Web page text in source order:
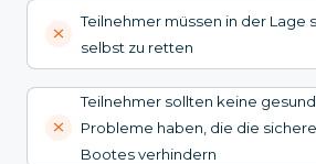
Teilnehmer müssen in der Lage
selbst zu retten
Teilnehmer sollten keine
Probleme haben, die die
Bootes verhindern